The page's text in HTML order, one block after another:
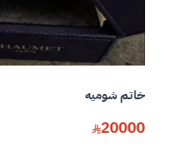
خاتم شوميه
20000